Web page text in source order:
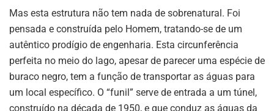
Mas esta estrutura não tem nada de sobrenatural. Foi
pensada e construída pelo Homem, tratando-se de um
autêntico prodígio de engenharia. Esta circunferência
perfeita no meio do lago, apesar de parecer uma espécie de
buraco negro, tem a função de transportar as águas para
um local específico. O “funil” serve de entrada a um túnel,
construído na década de 1950, e que conduz as águas da